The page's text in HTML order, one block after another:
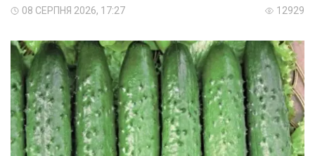
08 СЕРПНЯ 2026, 17:27 12929